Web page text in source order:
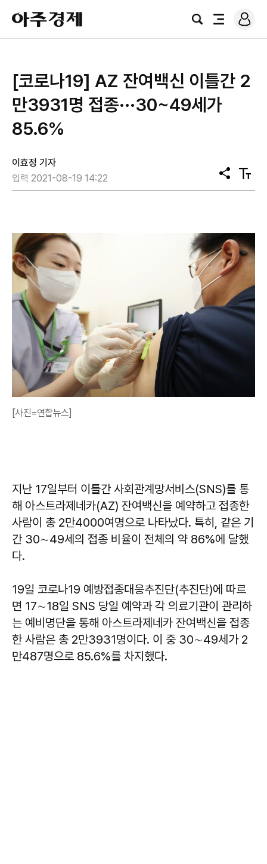
아
주
경
검
전
로
그
[코로나19] AZ 잔여백신 이틀간 2
만3931명 접종···30~49세가
85.6%
이효정 기자
입력 2021-08-19 14:22
공
유
텍
스
[사진=연합뉴스]
지난 17일부터 이틀간 사회관계망서비스(SNS)를 통
해 아스트라제네카(AZ) 잔여백신을 예약하고 접종한
사람이 총 2만4000여명으로 나타났다.​ 특히, 같은 기
간 30∼49세의 접종 비율이 전체의 약 86%에 달했
다.
19일 코로나19 예방접종대응추진단(추진단)에 따르
면 17∼18일 SNS 당일 예약과 각 의료기관이 관리하
는 예비명단을 통해 아스트라제네카 잔여백신을 접종
한 사람은 총 2만3931명이다. 이 중 30∼49세가 2
만487명으로 85.6%를 차지했다.